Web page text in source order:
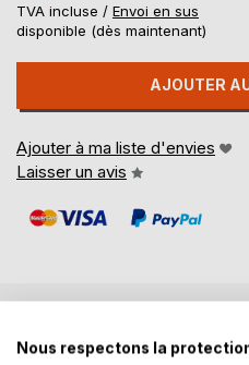
TVA incluse / Envoi en sus
disponible (dès maintenant)
AJOUTER
Ajouter à ma liste d'envies
Laisser un avis
DESCRIPTION
Nous respectons la